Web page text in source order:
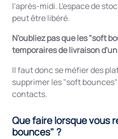
l'après-midi. L'espace de
peut être libéré.
N'oubliez pas que les "soft
temporaires de livraison
Il faut donc se méfier des
supprimer les "soft
contacts.
Que faire lorsque vous
bounces" ?